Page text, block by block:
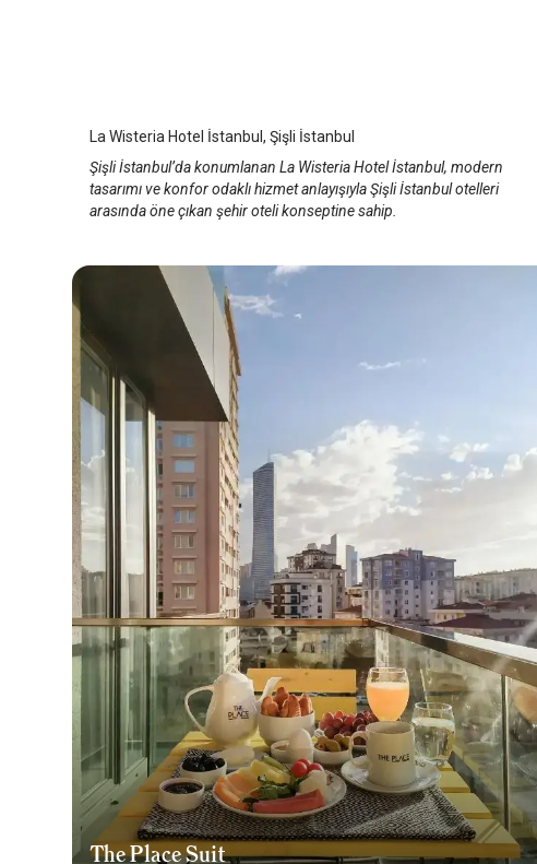
La Wisteria Hotel İstanbul, Şişli İstanbul
Şişli İstanbul’da konumlanan La Wisteria Hotel İstanbul, modern
tasarımı ve konfor odaklı hizmet anlayışıyla Şişli İstanbul otelleri
arasında öne çıkan şehir oteli konseptine sahip.
The Place Suit